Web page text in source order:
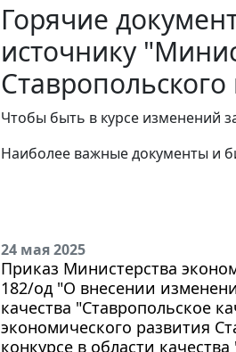
Горячие
источнику
Ставропольского
Чтобы быть в курсе изменений
Наиболее важные документы и
24 мая 2025
Приказ Министерства
182/од "О внесении
качества "Ставропольское
экономического развития
конкурсе в области